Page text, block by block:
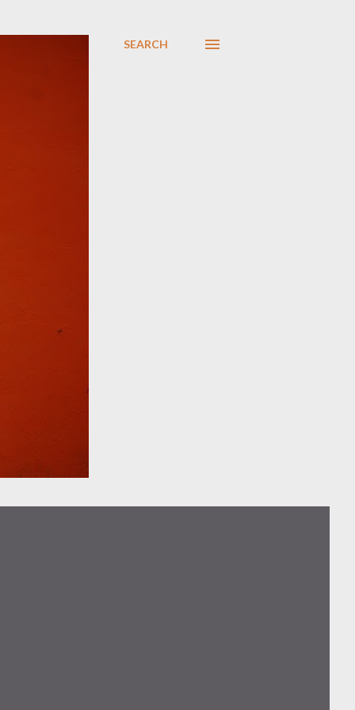
SEARCH